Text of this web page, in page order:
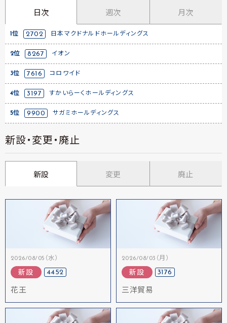
日次 週次 月次
1位 2702 日本マクドナルドホールディングス
2位 8267 イオン
3位 7616 コロワイド
4位 3197 すかいらーくホールディングス
5位 9900 サガミホールディングス
新設・変更・廃止
新設 変更 廃止
2026/08/05（水）
新設 4452
花王
2026/08/03（月）
新設 3176
三洋貿易